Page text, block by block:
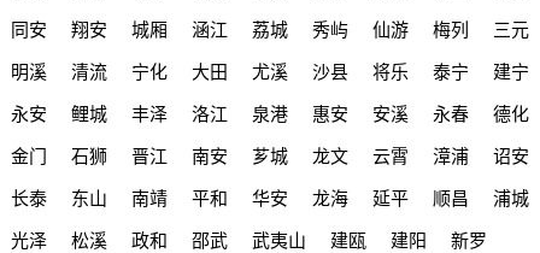
同安
翔安 城厢 涵江 荔城 秀屿 仙游 梅列
三元
明溪
清流 宁化 大田 尤溪 沙县 将乐 泰宁
建宁
永安
鲤城 丰泽 洛江 泉港 惠安 安溪 永春
德化
金门
石狮 晋江 南安 芗城 龙文 云霄 漳浦
诏安
长泰
东山 南靖 平和 华安 龙海 延平 顺昌
浦城
光泽
松溪 政和 邵武 武夷山 建瓯 建阳
新罗